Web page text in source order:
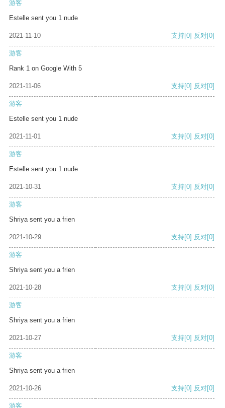
游客
Estelle sent you 1 nude
2021-11-10 支持[0] 反对[0]
游客
Rank 1 on Google With 5
2021-11-06 支持[0] 反对[0]
游客
Estelle sent you 1 nude
2021-11-01 支持[0] 反对[0]
游客
Estelle sent you 1 nude
2021-10-31 支持[0] 反对[0]
游客
Shriya sent you a frien
2021-10-29 支持[0] 反对[0]
游客
Shriya sent you a frien
2021-10-28 支持[0] 反对[0]
游客
Shriya sent you a frien
2021-10-27 支持[0] 反对[0]
游客
Shriya sent you a frien
2021-10-26 支持[0] 反对[0]
游客